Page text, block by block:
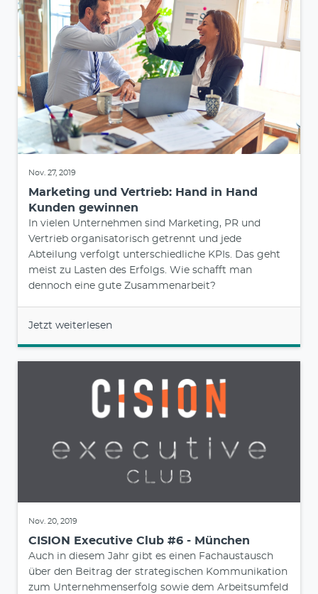
Nov. 27, 2019
Marketing und Vertrieb: Hand in Hand
Kunden gewinnen
In vielen Unternehmen sind Marketing, PR und
Vertrieb organisatorisch getrennt und jede
Abteilung verfolgt unterschiedliche KPIs. Das geht
meist zu Lasten des Erfolgs. Wie schafft man
dennoch eine gute Zusammenarbeit?
Jetzt weiterlesen
Nov. 20, 2019
CISION Executive Club #6 - München
Auch in diesem Jahr gibt es einen Fachaustausch
über den Beitrag der strategischen Kommunikation
zum Unternehmenserfolg sowie dem Arbeitsumfeld